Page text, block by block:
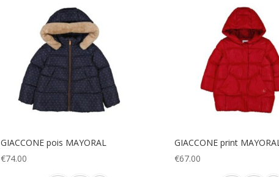
GIACCONE pois MAYORAL
€74.00
GIACCONE print MAYORAL
€67.00